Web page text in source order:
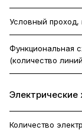
Условный
Функциональная
(количество
Электрические
Количество